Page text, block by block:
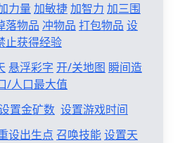
力量 加敏捷加智力 加三围
落物品 冲物品 打包物品 设
止获得经验
悬浮彩字 开/关地图 瞬间造
/人口最大值
置金矿数 设置游戏时间
设出生点 召唤技能设置天